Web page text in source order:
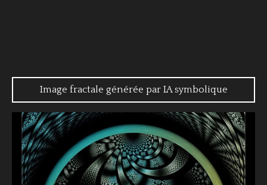
Image fractale générée par IA symbolique